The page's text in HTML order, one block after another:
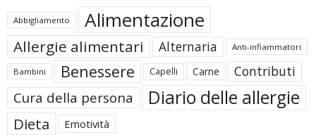
Abbigliamento Alimentazione
Allergie alimentari Alternaria Anti-infiammatori
Bambini Benessere Capelli Carne Contributi
Cura della persona Diario delle allergie
Dieta Emotività